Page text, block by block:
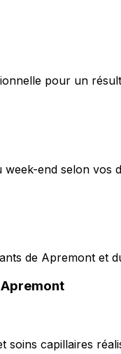
pour un
end selon vos
de Apremont et
soins capillaires